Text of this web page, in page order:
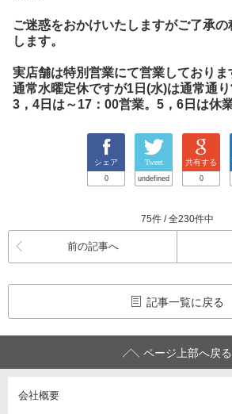
ご迷惑をおかけいたしますがご了承
します。
実店舗は特別営業にて営業しておりま
通常水曜定休ですが1日(水)は通常通り
3，4日は～17：00営業。5，6日は休業
シェア
0
Tweet
undefined
共有する
0
75件 / 全230件中
前の記事へ
記事一覧に戻る
ページ上部へ戻る
会社概要